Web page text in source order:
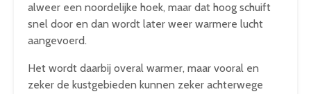
alweer een noordelijke hoek, maar dat hoog schuift
snel door en dan wordt later weer warmere lucht
aangevoerd.
Het wordt daarbij overal warmer, maar vooral en
zeker de kustgebieden kunnen zeker achterwege